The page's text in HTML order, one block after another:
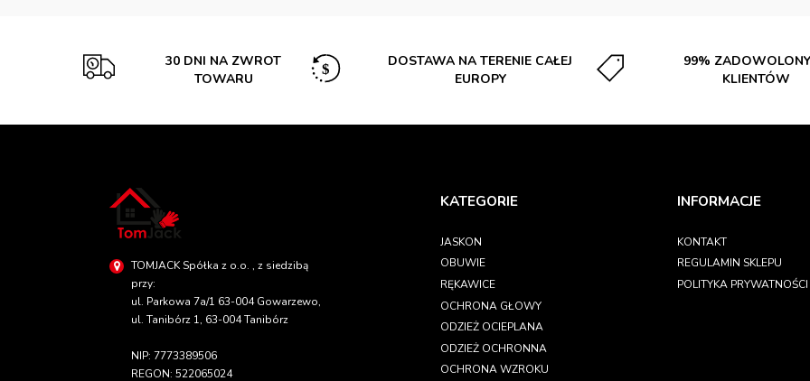
30 DNI NA ZWROT
TOWARU
DOSTAWA NA TERENIE CAŁEJ
EUROPY
99%
KLIENTÓW
TOMJACK Spółka z o.o. , z siedzibą
przy:
ul. Parkowa 7a/1 63-004 Gowarzewo,
ul. Tanibórz 1, 63-004 Tanibórz
NIP: 7773389506
REGON: 522065024
KATEGORIE
JASKON
OBUWIE
RĘKAWICE
OCHRONA GŁOWY
ODZIEŻ OCIEPLANA
ODZIEŻ OCHRONNA
OCHRONA WZROKU
INFORMACJE
KONTAKT
REGULAMIN SKLEPU
POLITYKA PRYWATNOŚCI